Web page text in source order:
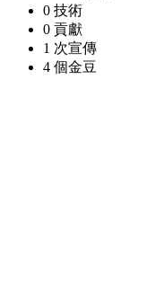
0 技術
0 貢獻
1 次宣傳
4 個金豆